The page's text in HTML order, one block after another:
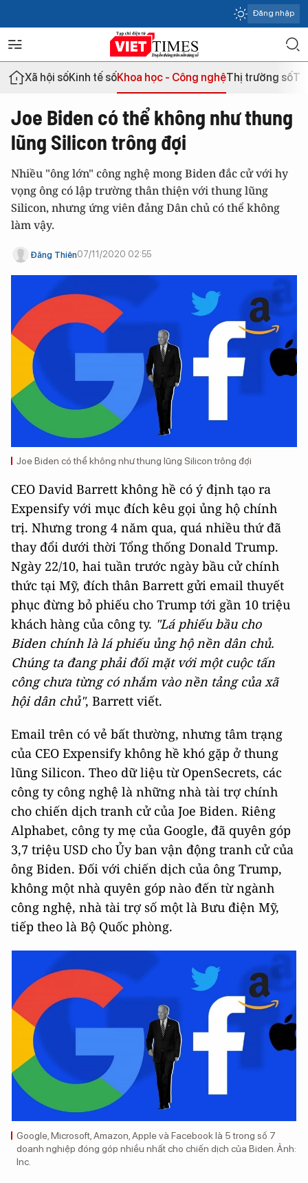
Đăng nhập
Xã hội sốKinh tế sốKhoa học - Công nghệThị trường số
Joe Biden có thể không như thung
lũng Silicon trông đợi
Nhiều "ông lớn" công nghệ mong Biden đắc cử với hy
vọng ông có lập trường thân thiện với thung lũng
Silicon, nhưng ứng viên đảng Dân chủ có thể không
làm vậy.
Đăng Thiên07/11/2020 02:55
Joe Biden có thể không như thung lũng Silicon trông đợi
CEO David Barrett không hề có ý định tạo ra
Expensify với mục đích kêu gọi ủng hộ chính
trị. Nhưng trong 4 năm qua, quá nhiều thứ đã
thay đổi dưới thời Tổng thống Donald Trump.
Ngày 22/10, hai tuần trước ngày bầu cử chính
thức tại Mỹ, đích thân Barrett gửi email thuyết
phục đừng bỏ phiếu cho Trump tới gần 10 triệu
khách hàng của công ty. "Lá phiếu bầu cho
Biden chính là lá phiếu ủng hộ nền dân chủ.
Chúng ta đang phải đối mặt với một cuộc tấn
công chưa từng có nhắm vào nền tảng của xã
hội dân chủ", Barrett viết.
Email trên có vẻ bất thường, nhưng tâm trạng
của CEO Expensify không hề khó gặp ở thung
lũng Silicon. Theo dữ liệu từ OpenSecrets, các
công ty công nghệ là những nhà tài trợ chính
cho chiến dịch tranh cử của Joe Biden. Riêng
Alphabet, công ty mẹ của Google, đã quyên góp
3,7 triệu USD cho Ủy ban vận động tranh cử của
ông Biden. Đối với chiến dịch của ông Trump,
không một nhà quyên góp nào đến từ ngành
công nghệ, nhà tài trợ số một là Bưu điện Mỹ,
tiếp theo là Bộ Quốc phòng.
Google, Microsoft, Amazon, Apple và Facebook là 5 trong số 7
doanh nghiệp đóng góp nhiều nhất cho chiến dịch của Biden. Ảnh:
Inc